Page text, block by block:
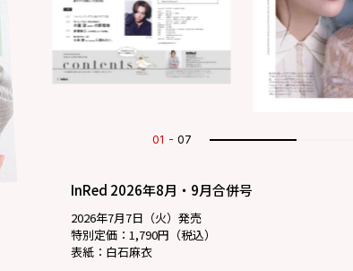
02 07
InRed 2026年8月・9月合併号
2026年7月7日（火）発売
特別定価：1,790円（税込）
表紙：白石麻衣